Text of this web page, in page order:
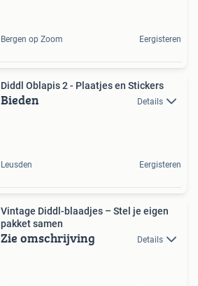
Bergen op Zoom Eergisteren
Diddl Oblapis 2 - Plaatjes en Stickers
Bieden Details
Leusden Eergisteren
Vintage Diddl-blaadjes – Stel je eigen
pakket samen
Zie omschrijving Details